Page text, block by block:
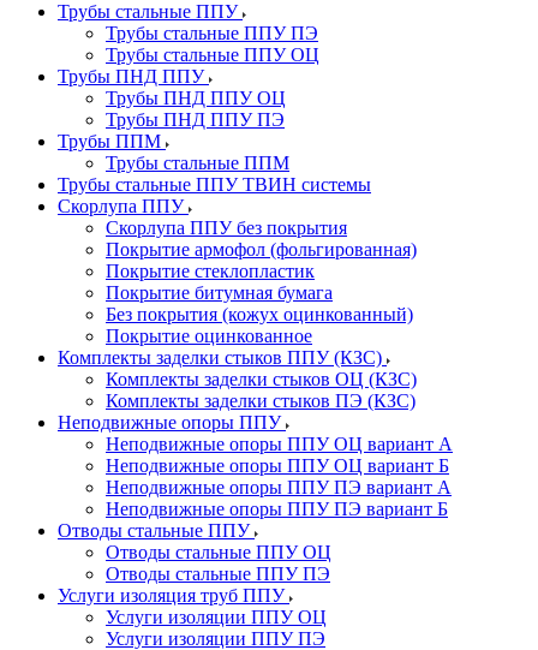
Трубы стальные ППУ
Трубы стальные ППУ ПЭ
Трубы стальные ППУ ОЦ
Трубы ПНД ППУ
Трубы ПНД ППУ ОЦ
Трубы ПНД ППУ ПЭ
Трубы ППМ
Трубы стальные ППМ
Трубы стальные ППУ ТВИН системы
Скорлупа ППУ
Скорлупа ППУ без покрытия
Покрытие армофол (фольгированная)
Покрытие стеклопластик
Покрытие битумная бумага
Без покрытия (кожух оцинкованный)
Покрытие оцинкованное
Комплекты заделки стыков ППУ (КЗС)
Комплекты заделки стыков ОЦ (КЗС)
Комплекты заделки стыков ПЭ (КЗС)
Неподвижные опоры ППУ
Неподвижные опоры ППУ ОЦ вариант А
Неподвижные опоры ППУ ОЦ вариант Б
Неподвижные опоры ППУ ПЭ вариант А
Неподвижные опоры ППУ ПЭ вариант Б
Отводы стальные ППУ
Отводы стальные ППУ ОЦ
Отводы стальные ППУ ПЭ
Услуги изоляция труб ППУ
Услуги изоляции ППУ ОЦ
Услуги изоляции ППУ ПЭ